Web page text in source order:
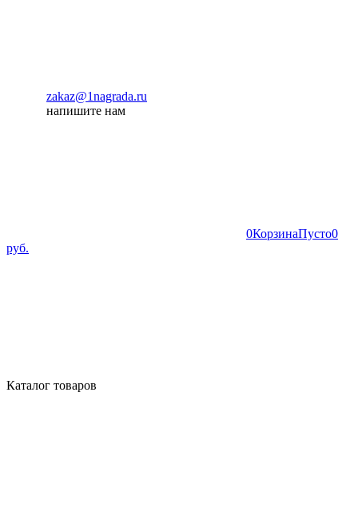
zakaz@1nagrada.ru
напишите нам
0КорзинаПусто0
руб.
Каталог товаров